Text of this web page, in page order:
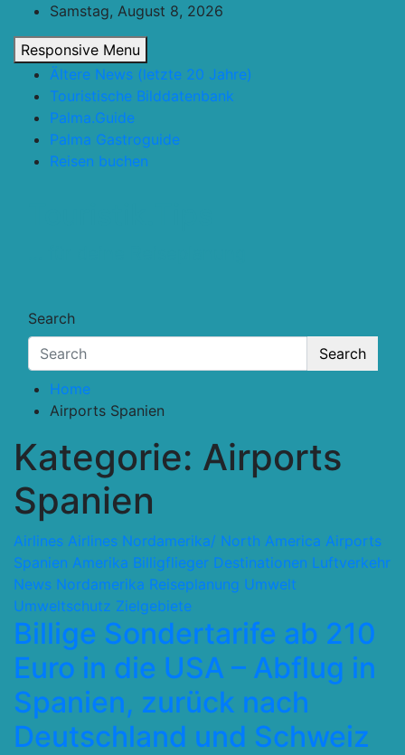
content
Samstag, August 8, 2026
Responsive Menu
Ältere News (letzte 20 Jahre)
Touristische Bilddatenbank
Palma.Guide
Palma Gastroguide
Reisen buchen
Search
Search
Home
Airports Spanien
Kategorie: Airports
Spanien
Airlines Airlines Nordamerika/ North America Airports
Spanien Amerika Billigflieger Destinationen Luftverkehr
News Nordamerika Reiseplanung Umwelt
Umweltschutz Zielgebiete
Billige Sondertarife ab 210
Euro in die USA – Abflug in
Spanien, zurück nach
Deutschland und Schweiz